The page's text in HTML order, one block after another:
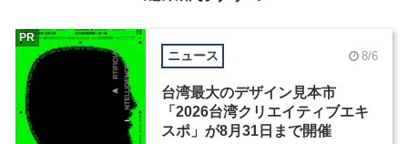
ニュース 8/6
台湾最大のデザイン見本市
「2026台湾クリエイティブエキ
スポ」が8月31日まで開催
PR